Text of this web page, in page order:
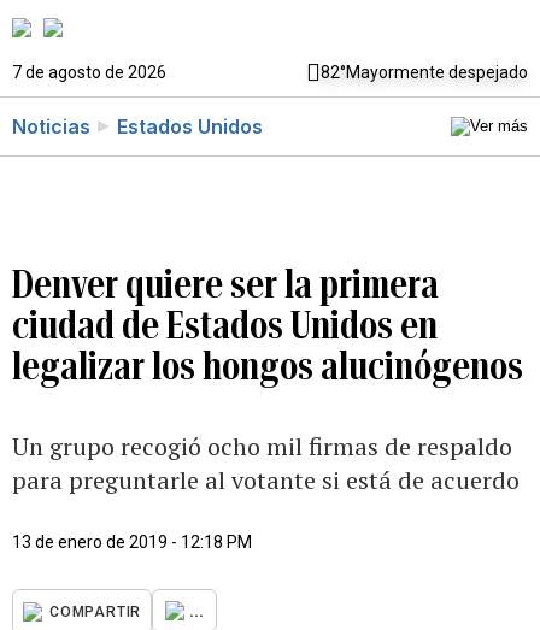
7 de agosto de 2026 82°Mayormente despejado
Noticias Estados Unidos
Denver quiere ser la primera
ciudad de Estados Unidos en
legalizar los hongos alucinógenos
Un grupo recogió ocho mil firmas de respaldo
para preguntarle al votante si está de acuerdo
13 de enero de 2019 - 12:18 PM
COMPARTIR ...